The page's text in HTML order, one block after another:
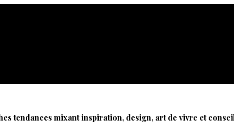
tendances mixant inspiration, design, art de vivre et